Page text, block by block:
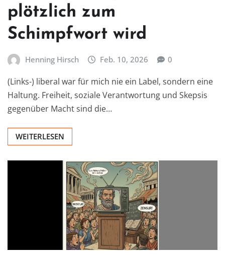
plötzlich zum
Schimpfwort wird
Henning Hirsch Feb. 10, 2026 0
(Links-) liberal war für mich nie ein Label, sondern eine
Haltung. Freiheit, soziale Verantwortung und Skepsis
gegenüber Macht sind die…
WEITERLESEN